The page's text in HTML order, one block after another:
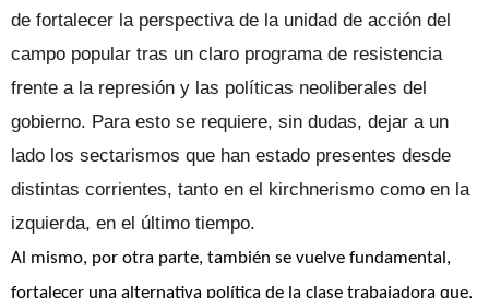
de fortalecer la perspectiva de la unidad de acción del
campo popular tras un claro programa de resistencia
frente a la represión y las políticas neoliberales del
gobierno. Para esto se requiere, sin dudas, dejar a un
lado los sectarismos que han estado presentes desde
distintas corrientes, tanto en el kirchnerismo como en la
izquierda, en el último tiempo.
Al mismo, por otra parte, también se vuelve fundamental,
fortalecer una alternativa política de la clase trabajadora que,